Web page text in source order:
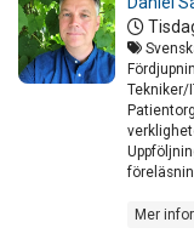
Tekniker/
Mer